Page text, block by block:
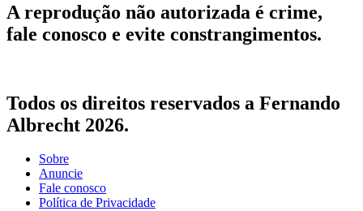
A reprodução não autorizada é crime,
fale conosco e evite constrangimentos.
Todos os direitos reservados a Fernando
Albrecht 2026.
Sobre
Anuncie
Fale conosco
Política de Privacidade